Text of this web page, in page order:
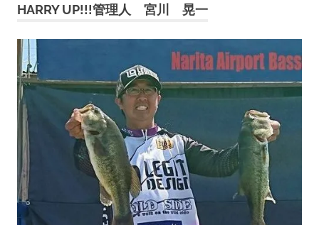
ビ
ゲ
ー
シ
ョ
ン
HARRY UP!!!管理人 宮川 晃一